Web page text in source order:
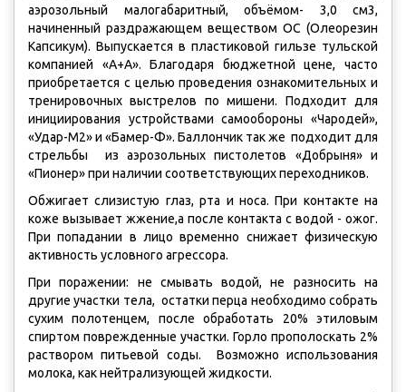
аэрозольный малогабаритный, объёмом- 3,0 см3,
начиненный раздражающем веществом OC (Олеорезин
Капсикум). Выпускается в пластиковой гильзе тульской
компанией «А+А». Благодаря бюджетной цене, часто
приобретается с целью проведения ознакомительных и
тренировочных выстрелов по мишени. Подходит для
инициирования устройствами самообороны «Чародей»,
«Удар-М2» и «Бамер-Ф». Баллончик так же подходит для
стрельбы из аэрозольных пистолетов «Добрыня» и
«Пионер» при наличии соответствующих переходников.
Обжигает слизистую глаз, рта и носа. При контакте на
коже вызывает жжение,а после контакта с водой - ожог.
При попадании в лицо временно снижает физическую
активность условного агрессора.
При поражении: не смывать водой, не разносить на
другие участки тела, остатки перца необходимо собрать
сухим полотенцем, после обработать 20% этиловым
спиртом поврежденные участки. Горло прополоскать 2%
раствором питьевой соды. Возможно использования
молока, как нейтрализующей жидкости.